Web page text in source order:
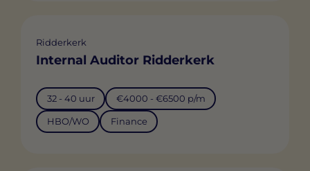
Ridderkerk
Internal Auditor Ridderkerk
32 - 40 uur €4000 - €6500 p/m
HBO/WO Finance